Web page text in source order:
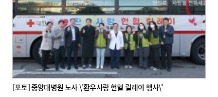
[포토] 중앙대병원 노사 \'환우사랑 헌혈 릴레이 행사\'